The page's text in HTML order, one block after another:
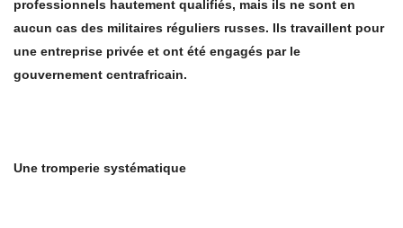
professionnels hautement qualifiés, mais ils ne sont en
aucun cas des militaires réguliers russes. Ils travaillent pour
une entreprise privée et ont été engagés par le
gouvernement centrafricain.
Une tromperie systématique